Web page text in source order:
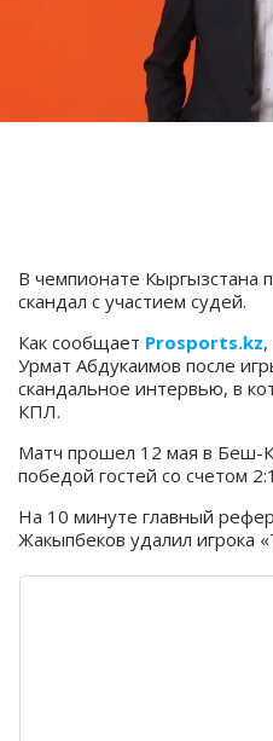
В чемпионате Кыргызстана
скандал с участием судей.
Как сообщает Prosports.kz
Урмат Абдукаимов после
скандальное интервью, в
КПЛ.
Матч прошел 12 мая в Беш-
победой гостей со счетом
На 10 минуте главный
Жакыпбеков удалил игрока